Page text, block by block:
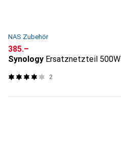
NAS Zubehör
CHF
385.–
Synology Ersatznetzteil 500W
2